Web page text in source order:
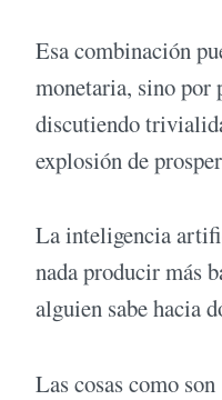
Esa combinación
monetaria, sino por
discutiendo
explosión de
La inteligencia
nada producir más
alguien sabe hacia
Las cosas como son